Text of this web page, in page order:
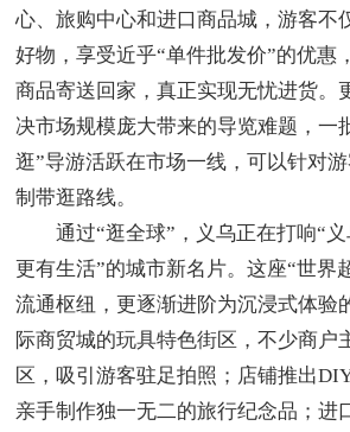
心、旅购中心和进口商品城，游客不
好物，享受近乎“单件批发价”的优惠
商品寄送回家，真正实现无忧进货。
决市场规模庞大带来的导览难题，一
逛”导游活跃在市场一线，可以针对
制带逛路线。
通过“逛全球”，义乌正在打响“义
更有生活”的城市新名片。这座“世界
流通枢纽，更逐渐进阶为沉浸式体验
际商贸城的玩具特色街区，不少商户
区，吸引游客驻足拍照；店铺推出
亲手制作独一无二的旅行纪念品；进